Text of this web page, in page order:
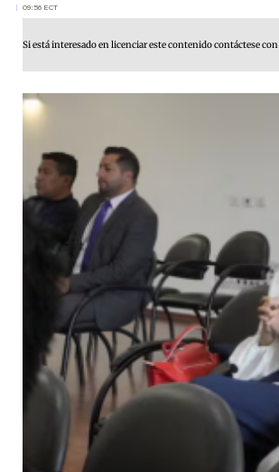
09:56 ECT
Si está interesado en licenciar este contenido contáctese con